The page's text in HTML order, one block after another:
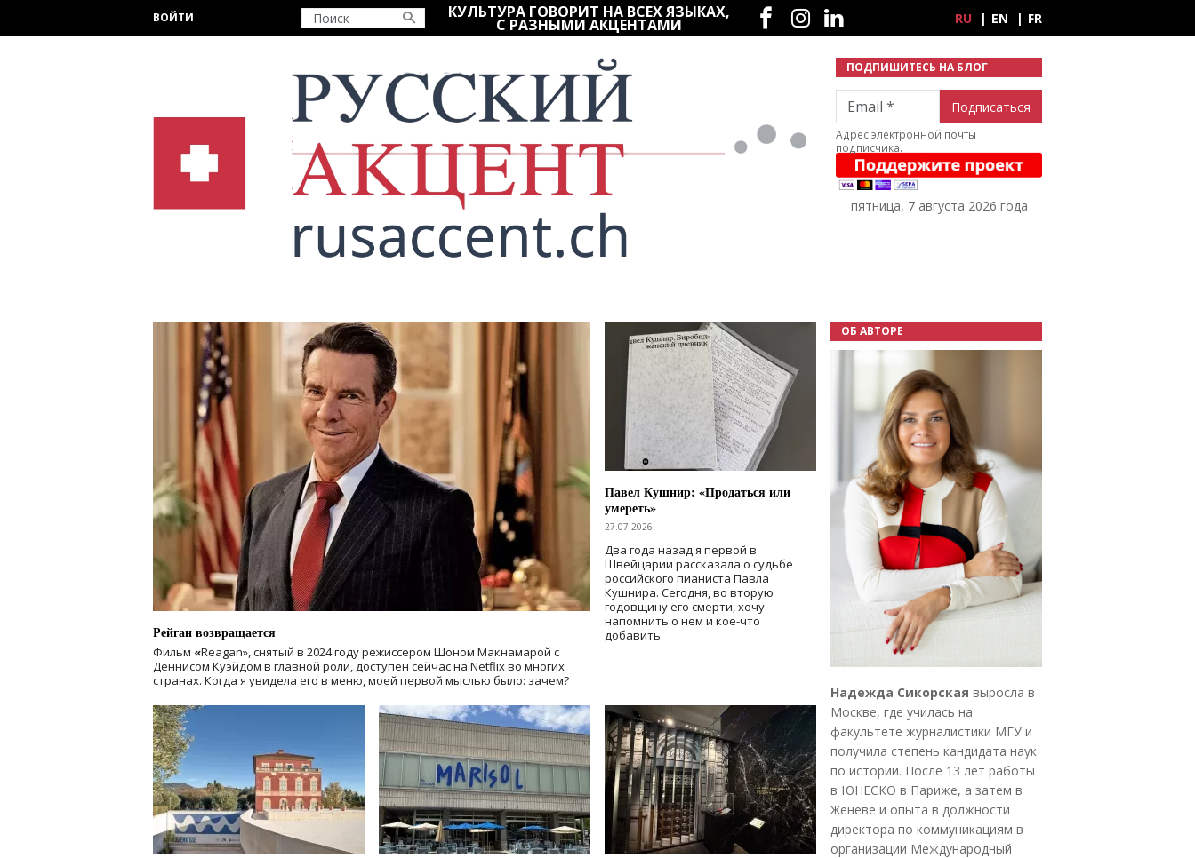
ВОЙТИ КУЛЬТУРА ГОВОРИТ НА ВСЕХ ЯЗЫКАХ,
С РАЗНЫМИ АКЦЕНТАМИ
Социальные сети
RU EN FR
ПОДПИШИТЕСЬ НА БЛОГ
Email
Адрес электронной почты
подписчика.
пятница, 7 августа 2026 года
Рейган возвращается
Фильм «Reagan», снятый в 2024 годурежиссером Шоном Макнамарой с
Деннисом Куэйдом в главной роли, доступен сейчас на Netflix во многих
странах. Когда я увидела его в меню, моей первой мыслью было: зачем?
Павел Кушнир: «Продаться или
умереть»
27.07.2026
Два года назад я первой в
Швейцарии рассказала о судьбе
российского пианиста Павла
Кушнира. Сегодня, во вторую
годовщину его смерти, хочу
напомнить о нем и кое-что
добавить.
ОБ АВТОРЕ
Надежда Сикорская выросла в
Москве, где училась на
факультете журналистики МГУ и
получила степень кандидата наук
по истории. После 13 лет работы
в ЮНЕСКО в Париже, а затем в
Женеве и опыта в должности
директора по коммуникациям в
организации Международный